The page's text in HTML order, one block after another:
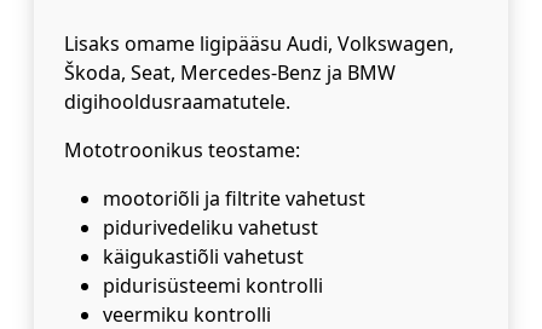
Lisaks omame ligipääsu Audi, Volkswagen,
Škoda, Seat, Mercedes-Benz ja BMW
digihooldusraamatutele.
Mototroonikus teostame:
mootoriõli ja filtrite vahetust
pidurivedeliku vahetust
käigukastiõli vahetust
pidurisüsteemi kontrolli
veermiku kontrolli